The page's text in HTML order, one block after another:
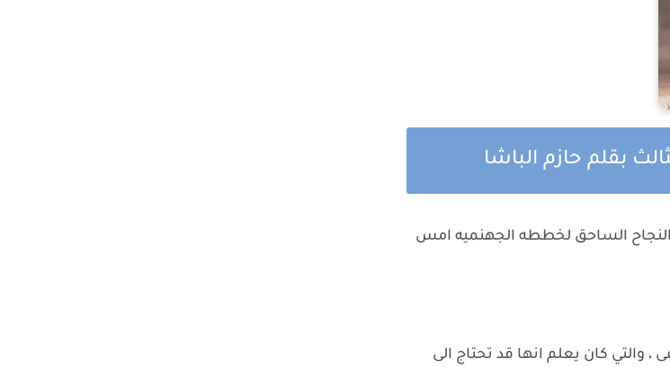
بقلم حازم الباشا
النجاح الساحق لخططه الجهنميه امس
والتي كان يعلم انها قد تحتاج الى